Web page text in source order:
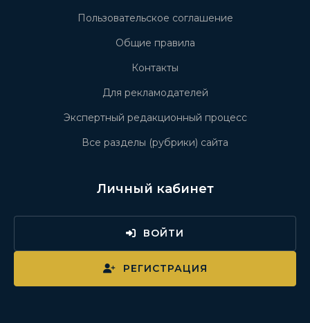
Пользовательское соглашение
Общие правила
Контакты
Для рекламодателей
Экспертный редакционный процесс
Все разделы (рубрики) сайта
Личный кабинет
ВОЙТИ
РЕГИСТРАЦИЯ